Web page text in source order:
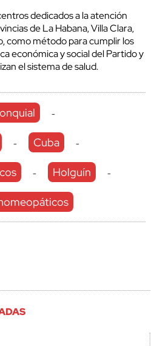
dedicados a la atención
de La Habana, Villa Clara,
como método para cumplir los
económica y social del Partido y
el sistema de salud.
-
- Cuba -
- Holguín -